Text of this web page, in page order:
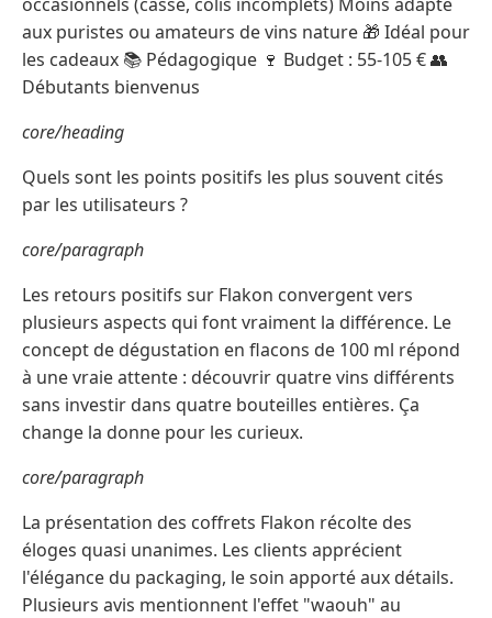
aux puristes ou amateurs de vins nature 🎁 Idéal pour
les cadeaux 📚 Pédagogique 🍷 Budget : 55-105 € 👥
Débutants bienvenus
core/heading
Quels sont les points positifs les plus souvent cités
par les utilisateurs ?
core/paragraph
Les retours positifs sur Flakon convergent vers
plusieurs aspects qui font vraiment la différence. Le
concept de dégustation en flacons de 100 ml répond
à une vraie attente : découvrir quatre vins différents
sans investir dans quatre bouteilles entières. Ça
change la donne pour les curieux.
core/paragraph
La présentation des coffrets Flakon récolte des
éloges quasi unanimes. Les clients apprécient
l'élégance du packaging, le soin apporté aux détails.
Plusieurs avis mentionnent l'effet "waouh" au